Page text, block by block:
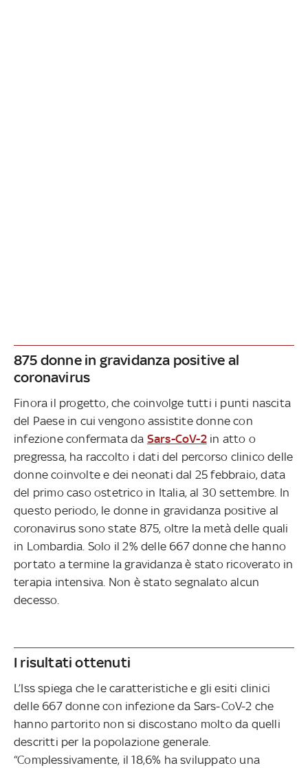
875 donne in gravidanza positive al
coronavirus
Finora il progetto, che coinvolge tutti i punti nascita
del Paese in cui vengono assistite donne con
infezione confermata da Sars-CoV-2in atto o
pregressa, ha raccolto i dati del percorso clinico delle
donne coinvolte e dei neonati dal 25 febbraio, data
del primo caso ostetrico in Italia, al 30 settembre. In
questo periodo, le donne in gravidanza positive al
coronavirus sono state 875, oltre la metà delle quali
in Lombardia. Solo il 2% delle 667 donne che hanno
portato a termine la gravidanza è stato ricoverato in
terapia intensiva. Non è stato segnalato alcun
decesso.
I risultati ottenuti
L’Iss spiega che le caratteristiche e gli esiti clinici
delle 667 donne con infezione da Sars-CoV-2 che
hanno partorito non si discostano molto da quelli
descritti per la popolazione generale.
“Complessivamente, il 18,6% ha sviluppato una